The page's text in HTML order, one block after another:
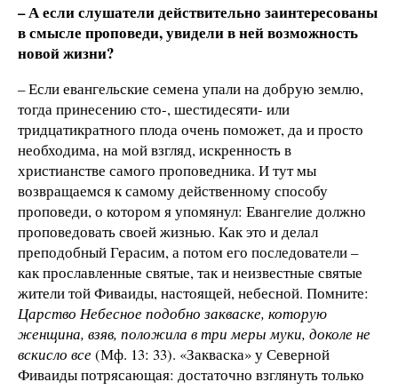
– А если слушатели действительно заинтересованы
в смысле проповеди, увидели в ней возможность
новой жизни?
– Если евангельские семена упали на добрую землю,
тогда принесению сто-, шестидесяти- или
тридцатикратного плода очень поможет, да и просто
необходима, на мой взгляд, искренность в
христианстве самого проповедника. И тут мы
возвращаемся к самому действенному способу
проповеди, о котором я упомянул: Евангелие должно
проповедовать своей жизнью. Как это и делал
преподобный Герасим, а потом его последователи –
как прославленные святые, так и неизвестные святые
жители той Фиваиды, настоящей, небесной. Помните:
Царство Небесное подобно закваске, которую
женщина, взяв, положила в три меры муки, доколе не
вскисло все(Мф. 13: 33). «Закваска» у Северной
Фиваиды потрясающая: достаточно взглянуть только